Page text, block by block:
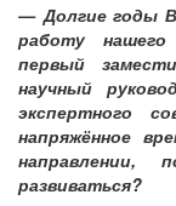
— Долгие годы
работу нашего
первый
научный
экспертного
напряжённое
развиваться?